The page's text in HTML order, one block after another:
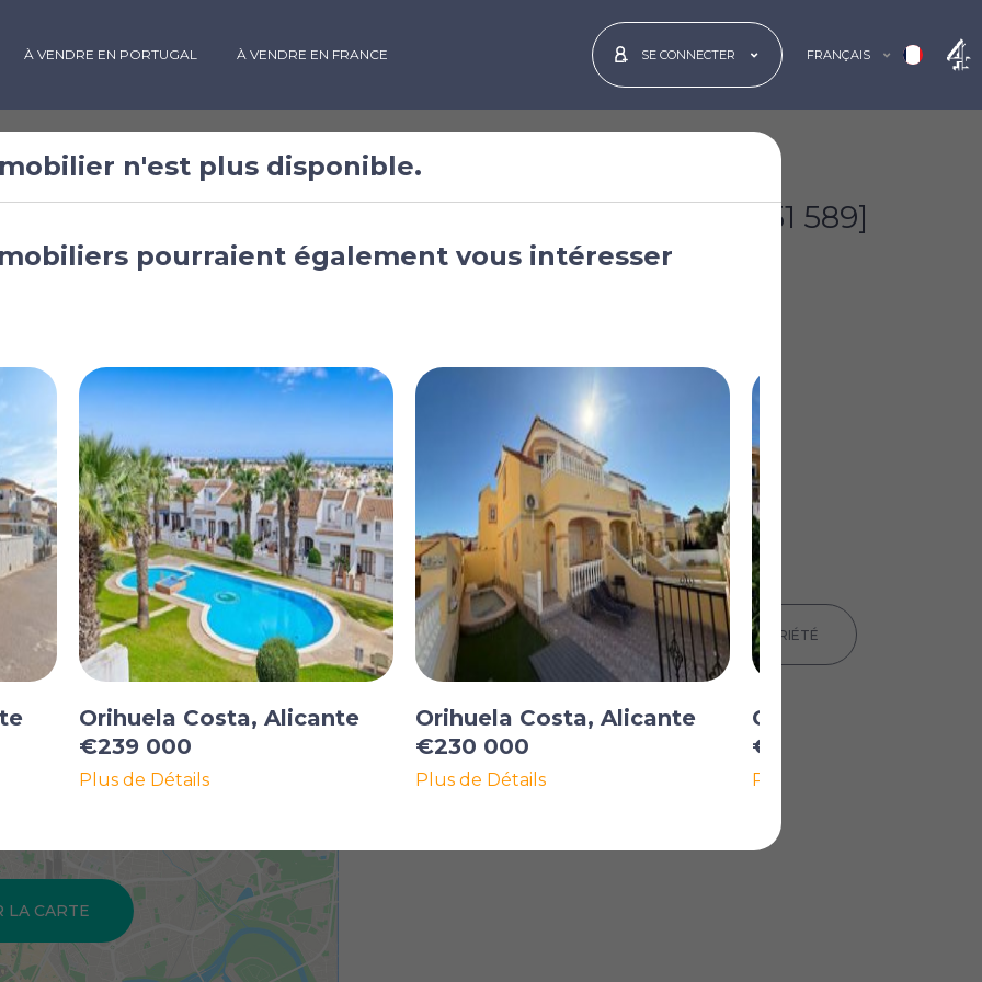
À VENDRE EN PORTUGAL À VENDRE EN FRANCE SE CONNECTER FRANÇAIS
à
Valence, Espagne
[£251 589]
LA CARTE
IMPRIMER LES DÉTAILS DE LA PROPRIÉTÉ
n'est plus disponible.
pourraient également vous intéresser
Orihuela Costa, Alicante
€239 000
Plus de Détails
Orihuela Costa, Alicante
€230 000
Plus de Détails
Orihuela Costa,
€279 000
Plus de Détails